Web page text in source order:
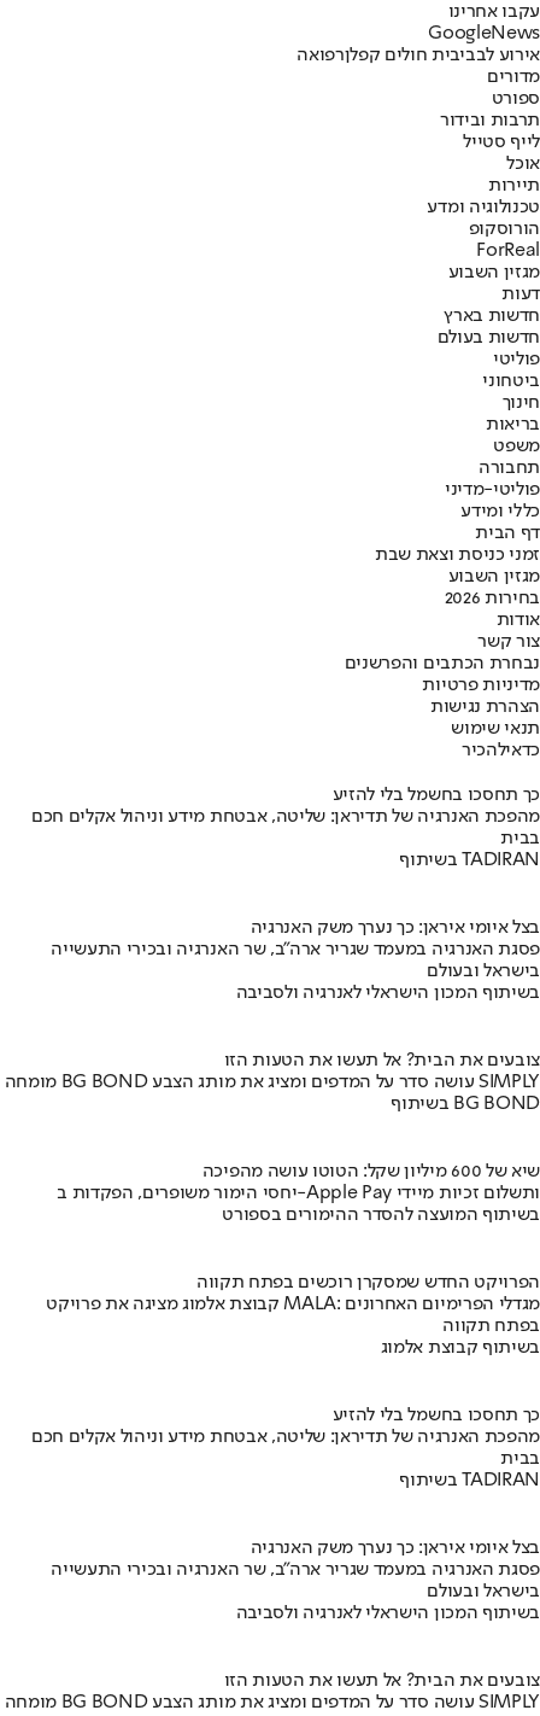
עקבו אחרינו
Googl eNews
אירוע לבביבית חולים קפלןרפואה
מדורים
ספורט
תרבות ובידור
לייף סטייל
אוכל
תיירות
טכנולוגיה ומדע
הורוסקופ
ForReal
מגזין השבוע
דעות
חדשות בארץ
חדשות בעולם
פוליטי
ביטחוני
חינוך
בריאות
משפט
תחבורה
פוליטי-מדיני
כללי ומידע
דף הבית
זמני כניסת וצאת שבת
מגזין השבוע
בחירות 2026
אודות
צור קשר
נבחרת הכתבים והפרשנים
מדיניות פרטיות
הצהרת נגישות
תנאי שימוש
כדאילהכיר
כך תחסכו בחשמל בלי להזיע
מהפכת האנרגיה של תדיראן: שליטה, אבטחת מידע וניהול אקלים חכם
בבית
בשיתוף TADIRAN
בצל איומי איראן: כך נערך משק האנרגיה
פסגת האנרגיה במעמד שגריר ארה"ב, שר האנרגיה ובכירי התעשייה
בישראל ובעולם
בשיתוף המכון הישראלי לאנרגיה ולסביבה
צובעים את הבית? אל תעשו את הטעות הזו
מומחה BG BOND עושה סדר על המדפים ומציג את מותג הצבע SIMPLY
בשיתוף BG BOND
שיא של 600 מיליון שקל: הטוטו עושה מהפיכה
יחסי הימור משופרים, הפקדות ב-Apple Pay ותשלום זכיות מיידי
בשיתוף המועצה להסדר ההימורים בספורט
הפרויקט החדש שמסקרן רוכשים בפתח תקווה
קבוצת אלמוג מציגה את פרויקט MALA: מגדלי הפרימיום האחרונים
בפתח תקווה
בשיתוף קבוצת אלמוג
כך תחסכו בחשמל בלי להזיע
מהפכת האנרגיה של תדיראן: שליטה, אבטחת מידע וניהול אקלים חכם
בבית
בשיתוף TADIRAN
בצל איומי איראן: כך נערך משק האנרגיה
פסגת האנרגיה במעמד שגריר ארה"ב, שר האנרגיה ובכירי התעשייה
בישראל ובעולם
בשיתוף המכון הישראלי לאנרגיה ולסביבה
צובעים את הבית? אל תעשו את הטעות הזו
מומחה BG BOND עושה סדר על המדפים ומציג את מותג הצבע SIMPLY